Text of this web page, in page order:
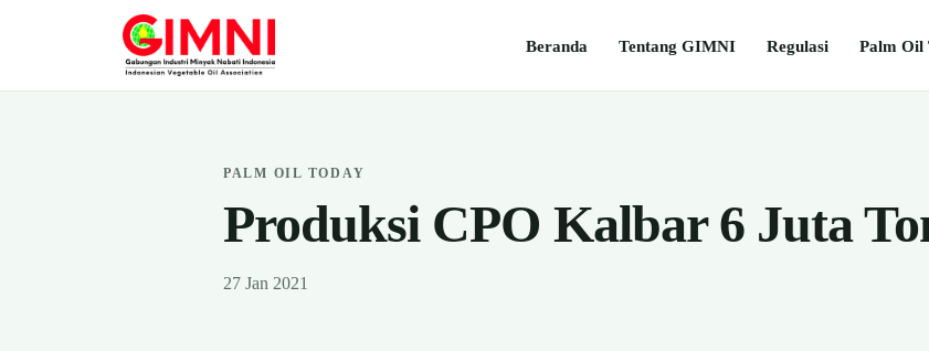
Beranda Tentang GIMNI Regulasi Palm Oil
PALM OIL TODAY
Produksi CPO Kalbar 6 Juta
27 Jan 2021